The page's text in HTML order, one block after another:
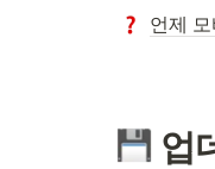
언제
업